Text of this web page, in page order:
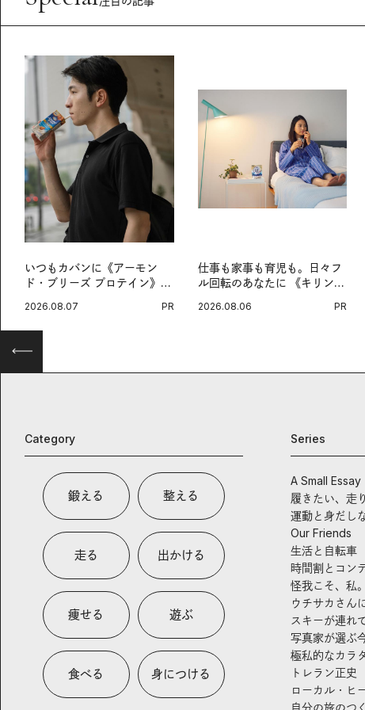
いつもカバンに《アーモン
ド・ブリーズ プロテイン》
ィショニング習慣。
2026.08.07 PR
仕事も家事も育児も。日々フ
ル回転のあなたに 《キリン
慣。
2026.08.06 PR
Category
鍛える 整える
走る 出かける
痩せる 遊ぶ
食べる 身につける
Series
A Small Essay
履きたい、走
運動と身だし
Our Friends
生活と自転車
時間割とコン
怪我こそ、私。
ウチサカさん
スキーが連れ
写真家が選ぶ
極私的なカラ
トレラン正史
ローカル・ヒ
自分の旅のつ